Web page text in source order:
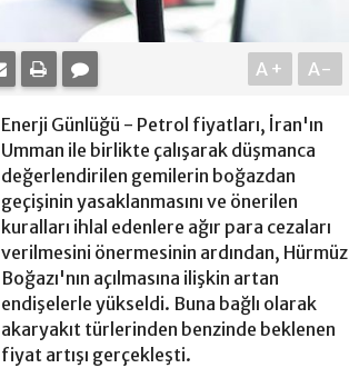
A+ A-
Enerji Günlüğü - Petrol fiyatları, İran'ın
Umman ile birlikte çalışarak düşmanca
değerlendirilen gemilerin boğazdan
geçişinin yasaklanmasını ve önerilen
kuralları ihlal edenlere ağır para cezaları
verilmesini önermesinin ardından, Hürmüz
Boğazı'nın açılmasına ilişkin artan
endişelerle yükseldi. Buna bağlı olarak
akaryakıt türlerinden benzinde beklenen
fiyat artışı gerçekleşti.